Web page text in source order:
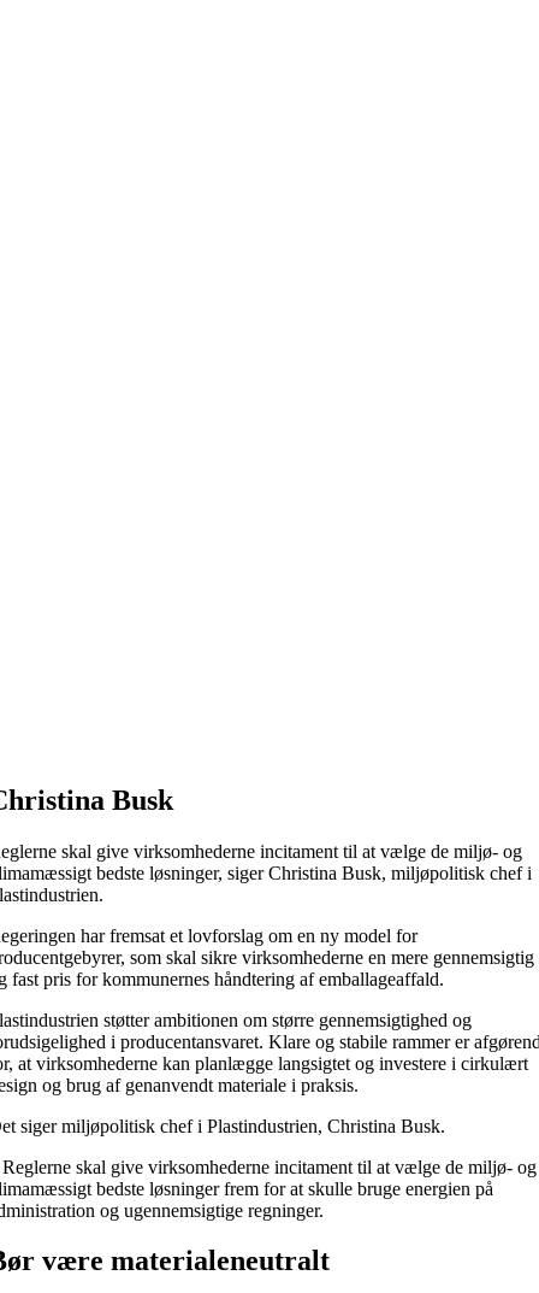
Busk
skal give virksomhederne incitament til at vælge de miljø- og
bedste løsninger, siger Christina Busk, miljøpolitisk chef i
har fremsat et lovforslag om en ny model for
som skal sikre virksomhederne en mere gennemsigtig
fast pris for kommunernes håndtering af emballageaffald.
støtter ambitionen om større gennemsigtighed og
i producentansvaret. Klare og stabile rammer er
at virksomhederne kan planlægge langsigtet og investere i cirkulært
og brug af genanvendt materiale i praksis.
siger miljøpolitisk chef i Plastindustrien, Christina Busk.
skal give virksomhederne incitament til at vælge de miljø- og
bedste løsninger frem for at skulle bruge energien på
og ugennemsigtige regninger.
være materialeneutralt